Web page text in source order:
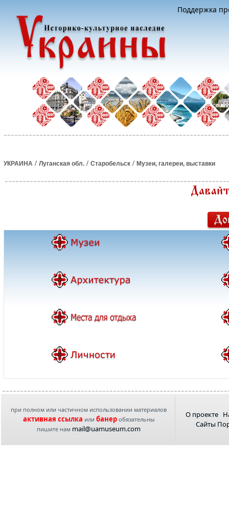
Поддержка
УКРАИНА / Луганская обл. / Старобельск / Музеи, галереи, выставки
при полном или частичном использовании материалов
активная ссылка или банеробязательны
пишите нам mail@uamuseum.com
О проекте
Сайты